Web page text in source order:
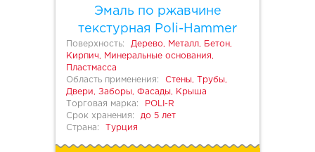
Эмаль по ржавчине
текстурная Poli-Hammer
Поверхность:
Дерево, Металл, Бетон,
Кирпич, Минеральные основания,
Пластмасса
Область применения:
Стены, Трубы,
Двери, Заборы, Фасады, Крыша
Торговая марка:
POLI-R
Срок хранения:
до 5 лет
Страна:
Турция